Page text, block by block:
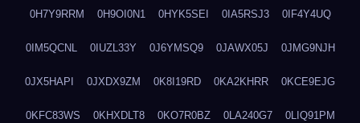
0H7Y9RRM 0H9OI0N1 0HYK5SEI 0IA5RSJ3 0IF4Y4UQ
0IM5QCNL 0IUZL33Y 0J6YMSQ9 0JAWX05J 0JMG9NJH
0JX5HAPI 0JXDX9ZM 0K8I19RD 0KA2KHRR 0KCE9EJG
0KFC83WS 0KHXDLT8 0KO7R0BZ 0LA240G7 0LIQ91PM